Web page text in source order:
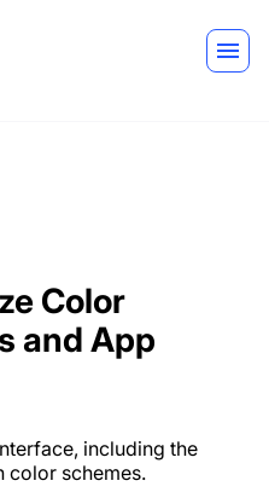
Color
and App
including the
color schemes.